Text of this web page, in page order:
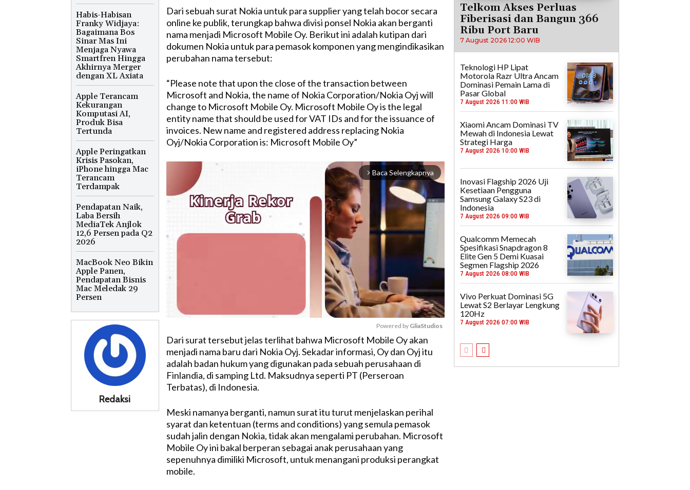
Habis-Habisan
Franky Widjaya:
Bagaimana Bos
Sinar Mas Ini
Menjaga Nyawa
Smartfren Hingga
Akhirnya Merger
dengan XL Axiata
Apple Terancam
Kekurangan
Komputasi AI,
Produk Bisa
Tertunda
Apple Peringatkan
Krisis Pasokan,
iPhone hingga Mac
Terancam
Terdampak
Pendapatan Naik,
Laba Bersih
MediaTek Anjlok
12,6 Persen pada Q2
2026
MacBook Neo Bikin
Apple Panen,
Pendapatan Bisnis
Mac Meledak 29
Persen
Redaksi
Dari sebuah surat Nokia untuk para supplier yang telah bocor secara
online ke publik, terungkap bahwa divisi ponsel Nokia akan berganti
nama menjadi Microsoft Mobile Oy. Berikut ini adalah kutipan dari
dokumen Nokia untuk para pemasok komponen yang mengindikasikan
perubahan nama tersebut:
“Please note that upon the close of the transaction between
Microsoft and Nokia, the name of Nokia Corporation/Nokia Oyj will
change to Microsoft Mobile Oy. Microsoft Mobile Oy is the legal
entity name that should be used for VAT IDs and for the issuance of
invoices. New name and registered address replacing Nokia
Oyj/Nokia Corporation is: Microsoft Mobile Oy”
arrow_forward_ios Baca Selengkapnya
M
u
Powered by GliaStudios
Dari surat tersebut jelas terlihat bahwa Microsoft Mobile Oy akan
menjadi nama baru dari Nokia Oyj. Sekadar informasi, Oy dan Oyj itu
adalah badan hukum yang digunakan pada sebuah perusahaan di
Finlandia, di samping Ltd. Maksudnya seperti PT (Perseroan
Terbatas), di Indonesia.
Meski namanya berganti, namun surat itu turut menjelaskan perihal
syarat dan ketentuan (terms and conditions) yang semula pemasok
sudah jalin dengan Nokia, tidak akan mengalami perubahan. Microsoft
Mobile Oy ini bakal berperan sebagai anak perusahaan yang
sepenuhnya dimiliki Microsoft, untuk menangani produksi perangkat
mobile.
Telkom Akses Perluas
Fiberisasi dan Bangun 366
Ribu Port Baru
7 August 2026 12:00 WIB
Teknologi HP Lipat
Motorola Razr Ultra Ancam
Dominasi Pemain Lama di
Pasar Global
7 August 2026 11:00 WIB
Xiaomi Ancam Dominasi TV
Mewah di Indonesia Lewat
Strategi Harga
7 August 2026 10:00 WIB
Inovasi Flagship 2026 Uji
Kesetiaan Pengguna
Samsung Galaxy S23 di
Indonesia
7 August 2026 09:00 WIB
Qualcomm Memecah
Spesifikasi Snapdragon 8
Elite Gen 5 Demi Kuasai
Segmen Flagship 2026
7 August 2026 08:00 WIB
Vivo Perkuat Dominasi 5G
Lewat S2 Berlayar Lengkung
120Hz
7 August 2026 07:00 WIB